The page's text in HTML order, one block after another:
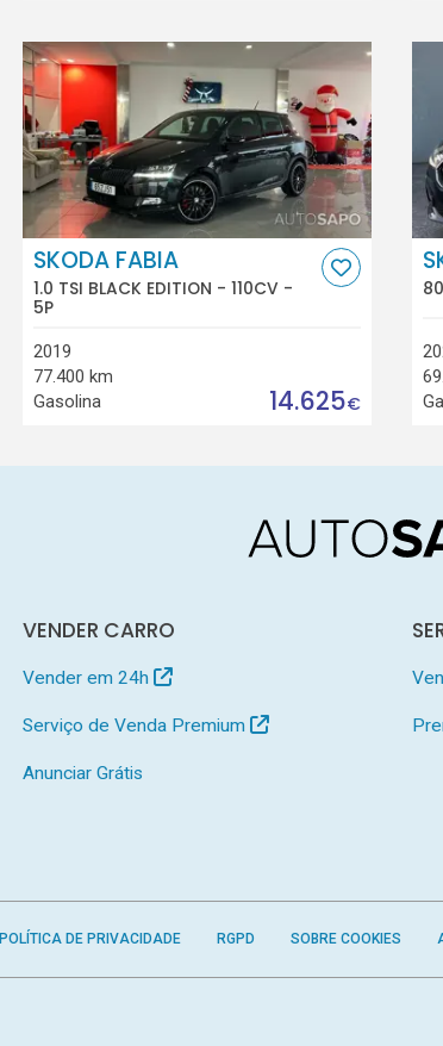
SKODA FABIA
1.0 TSI BLACK EDITION - 110CV -
5P
2019
77.400 km
Gasolina
14.625€
VENDER CARRO
Vender em 24h
Serviço de Venda Premium
Anunciar Grátis
POLÍTICA DE PRIVACIDADE RGPD SOBRE COOKIES